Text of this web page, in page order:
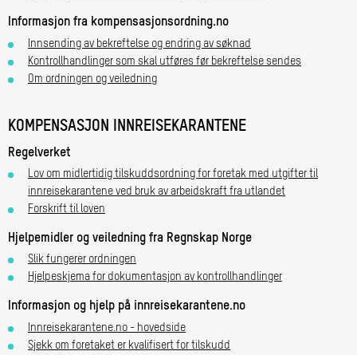
Informasjon fra kompensasjonsordning.no
Innsending av bekreftelse og endring av søknad
Kontrollhandlinger som skal utføres før bekreftelse sendes
Om ordningen og veiledning
KOMPENSASJON INNREISEKARANTENE
Regelverket
Lov om midlertidig tilskuddsordning for foretak med utgifter til
innreisekarantene ved bruk av arbeidskraft fra utlandet
Forskrift til loven
Hjelpemidler og veiledning fra Regnskap Norge
Slik fungerer ordningen
Hjelpeskjema for dokumentasjon av kontrollhandlinger
Informasjon og hjelp på innreisekarantene.no
Innreisekarantene.no - hovedside
Sjekk om foretaket er kvalifisert for tilskudd